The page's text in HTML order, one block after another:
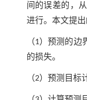
间的误差的，
进行。本文提出
（1）预测的
的损失。
（2）预测目标